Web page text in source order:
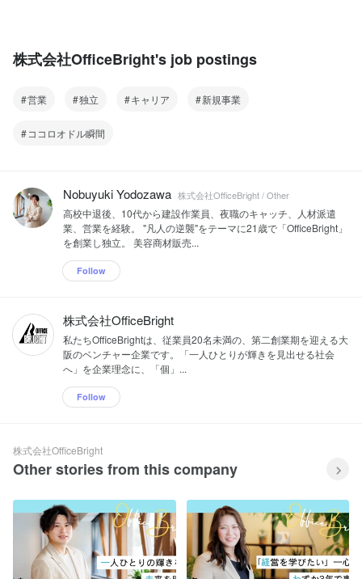
株式会社OfficeBright's job postings
営業 独立 キャリア 新規事業
ココロオドル瞬間
Nobuyuki Yodozawa 株式会社OfficeBright / Other
高校中退後、10代から建設作業員、夜職のキャッチ、人材派遣
業、営業を経験。 "凡人の逆襲"をテーマに21歳で「OfficeBright」
を創業し独立。 美容商材販売...
Follow
株式会社OfficeBright
私たちOfficeBrightは、従業員20名未満の、第二創業期を迎える大
阪のベンチャー企業です。「一人ひとりが輝きを見出せる社会
へ」を企業理念に、「個」...
Follow
株式会社OfficeBright
Other stories from this company